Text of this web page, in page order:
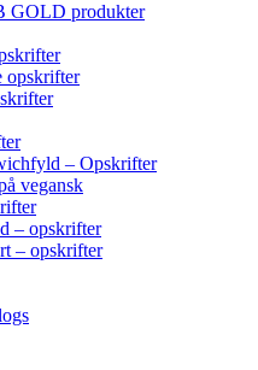
GOLD produkter
opskrifter
– Opskrifter
vegansk
– opskrifter
– opskrifter